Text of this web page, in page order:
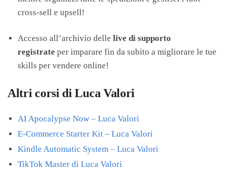
cross-sell e upsell!
Accesso all’archivio delle live di supporto
registrate per imparare fin da subito a migliorare le tue
skills per vendere online!
Altri corsi di Luca Valori
AI Apocalypse Now – Luca Valori
E-Commerce Starter Kit – Luca Valori
Kindle Automatic System – Luca Valori
TikTok Master di Luca Valori